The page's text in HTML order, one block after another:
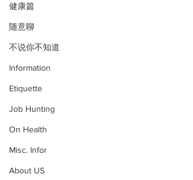
健康篇
随意聊
不说你不知道
Information
Etiquette
Job Hunting
On Health
Misc. Infor
About US